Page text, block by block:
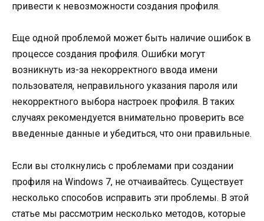
привести к невозможности создания профиля.
Еще одной проблемой может быть наличие ошибок в
процессе создания профиля. Ошибки могут
возникнуть из-за некорректного ввода имени
пользователя, неправильного указания пароля или
некорректного выбора настроек профиля. В таких
случаях рекомендуется внимательно проверить все
введенные данные и убедиться, что они правильные.
Если вы столкнулись с проблемами при создании
профиля на Windows 7, не отчаивайтесь. Существует
несколько способов исправить эти проблемы. В этой
статье мы рассмотрим несколько методов, которые